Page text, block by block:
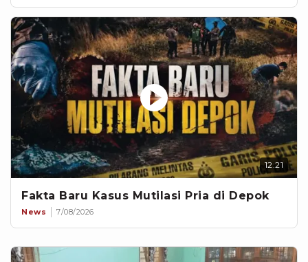
12:21
Fakta Baru Kasus Mutilasi Pria di Depok
News 7/08/2026